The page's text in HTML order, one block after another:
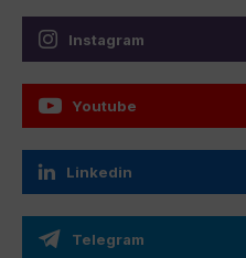
Instagram
Youtube
Linkedin
Telegram